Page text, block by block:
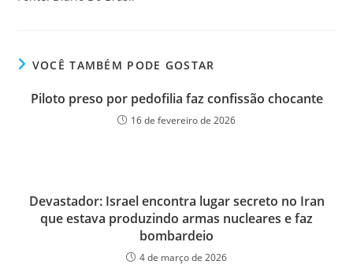
VOCÊ TAMBÉM PODE GOSTAR
Piloto preso por pedofilia faz confissão chocante
16 de fevereiro de 2026
Devastador: Israel encontra lugar secreto no Iran
que estava produzindo armas nucleares e faz
bombardeio
4 de março de 2026